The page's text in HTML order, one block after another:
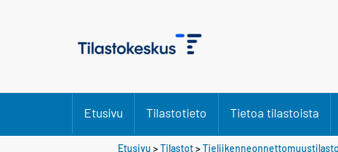
Etusivu Tilastotieto Tietoa tilastoista
Etusivu >Tilastot>Tieliikenneonnettomuustilasto